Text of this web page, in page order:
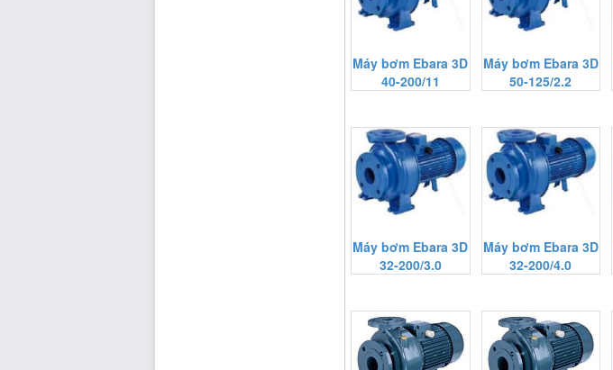
Máy bơm Ebara 3D
40-200/11
Máy bơm Ebara 3D
50-125/2.2
Máy bơm Ebara 3D
32-200/3.0
Máy bơm Ebara 3D
32-200/4.0